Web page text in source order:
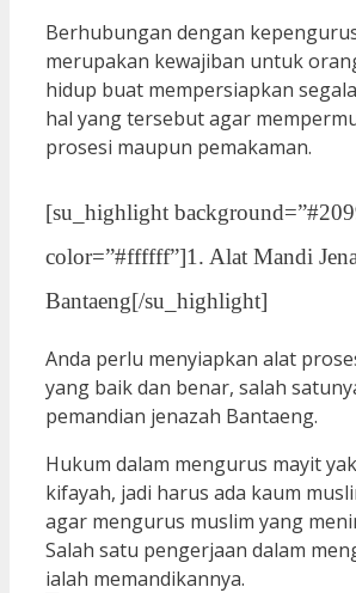
Berhubungan dengan
merupakan kewajiban untuk
hidup buat mempersiapkan
hal yang tersebut agar
prosesi maupun pemakaman.
[su_highlight
color=”#ffffff”]1. Alat Mandi
Bantaeng[/su_highlight]
Anda perlu menyiapkan alat
yang baik dan benar, salah
pemandian jenazah Bantaeng.
Hukum dalam mengurus mayit
kifayah, jadi harus ada kaum
agar mengurus muslim yang
Salah satu pengerjaan dalam
ialah memandikannya.